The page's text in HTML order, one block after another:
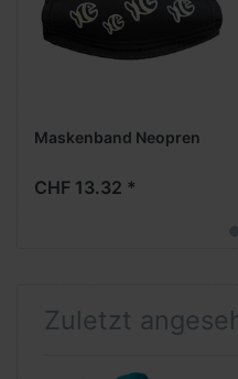
Maskenband Neopren
CHF 13.32 *
Zuletzt